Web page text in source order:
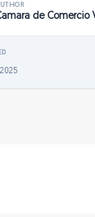
de Comercio